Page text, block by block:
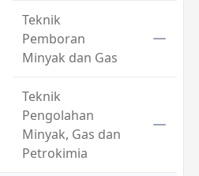
Teknik
Pemboran
Minyak dan Gas
Teknik
Pengolahan
Minyak, Gas dan
Petrokimia